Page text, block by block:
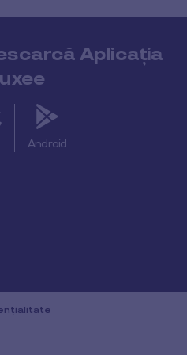
Aplicația
Android